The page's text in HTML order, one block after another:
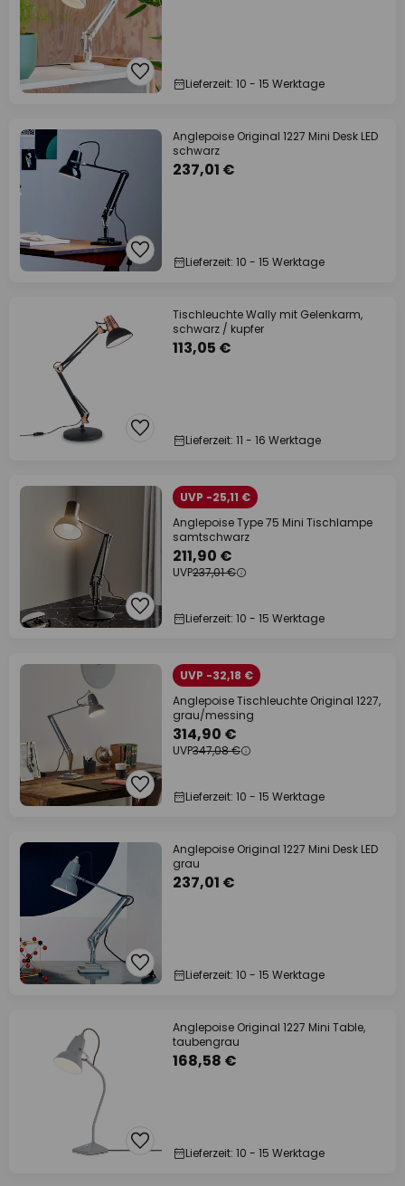
Lieferzeit: 10 - 15 Werktage
Anglepoise Original 1227 Mini Desk LED
schwarz
237,01 €
Lieferzeit: 10 - 15 Werktage
Tischleuchte Wally mit Gelenkarm,
schwarz / kupfer
113,05 €
Lieferzeit: 11 - 16 Werktage
UVP -25,11 €
Anglepoise Type 75 Mini Tischlampe
samtschwarz
211,90 €
UVP237,01 €
Lieferzeit: 10 - 15 Werktage
UVP -32,18 €
Anglepoise Tischleuchte Original 1227,
grau/messing
314,90 €
UVP347,08 €
Lieferzeit: 10 - 15 Werktage
Anglepoise Original 1227 Mini Desk LED
grau
237,01 €
Lieferzeit: 10 - 15 Werktage
Anglepoise Original 1227 Mini Table,
taubengrau
168,58 €
Lieferzeit: 10 - 15 Werktage